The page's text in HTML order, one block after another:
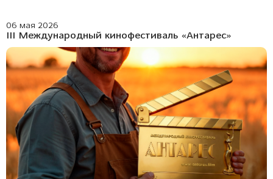
06 мая 2026
III Международный кинофестиваль «Антарес»